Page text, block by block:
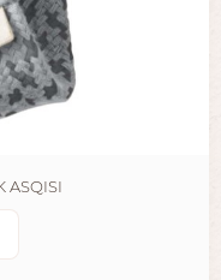
ASQISI